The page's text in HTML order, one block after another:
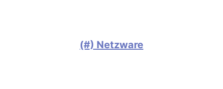
(#) Netzware